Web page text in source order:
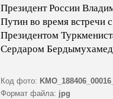
Президент России
Путин во время встречи с
Президентом
Сердаром
Код фото:
Формат файла: jpg